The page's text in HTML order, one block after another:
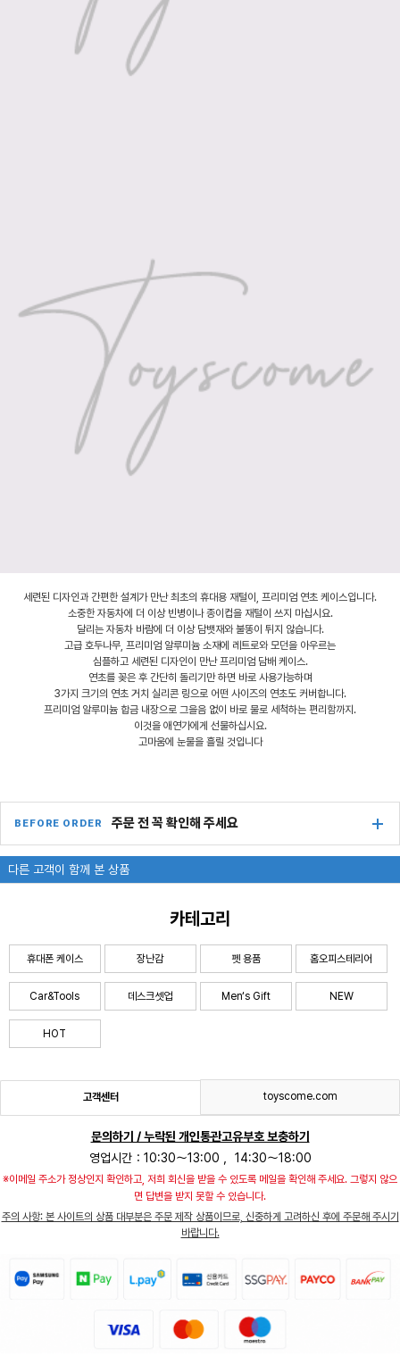
세련된 디자인과 간편한 설계가 만난 최초의 휴대용 재털이, 프리미엄 연초 케이스입니다.
소중한 자동차에 더 이상 빈병이나 종이컵을 재털이 쓰지 마십시요.
달리는 자동차 바람에 더 이상 담뱃재와 불똥이 튀지 않습니다.
고급 호두나무, 프리미엄 알루미늄 소재에 레트로와 모던을 아우르는
심플하고 세련된 디자인이 만난 프리미엄 담배 케이스.
연초를 꽂은 후 간단히 돌리기만 하면 바로 사용가능하며
3가지 크기의 연초 거치 실리콘 링으로 어떤 사이즈의 연초도 커버합니다.
프리미엄 알루미늄 합금 내장으로 그을음 없이 바로 물로 세척하는 편리함까지.
이것을 애연가에게 선물하십시요.
고마움에 눈물을 흘릴 것입니다
BEFORE ORDER 주문 전 꼭 확인해 주세요
다른 고객이 함께 본 상품
카테고리
휴대폰 케이스 장난감 펫 용품 홈오피스테리어
Car&Tools 데스크셋업 Men‘s Gift NEW
HOT
고객센터 toyscome.com
문의하기 / 누락된 개인통관고유부호 보충하기
영업시간：10:30～13:00 ，14:30～18:00
※이메일 주소가 정상인지 확인하고, 저희 회신을 받을 수 있도록 메일을 확인해 주세요. 그렇지 않으
면 답변을 받지 못할 수 있습니다.
주의 사항: 본 사이트의 상품 대부분은 주문 제작 상품이므로, 신중하게 고려하신 후에 주문해 주시기
바랍니다.